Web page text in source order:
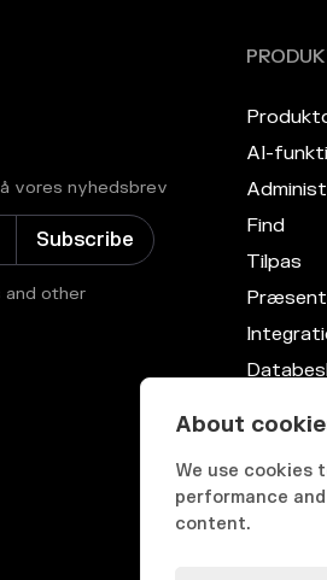
About
We use cookies
performance
content.
vores nyhedsbrev
and other
AI-
Find
Tilpas